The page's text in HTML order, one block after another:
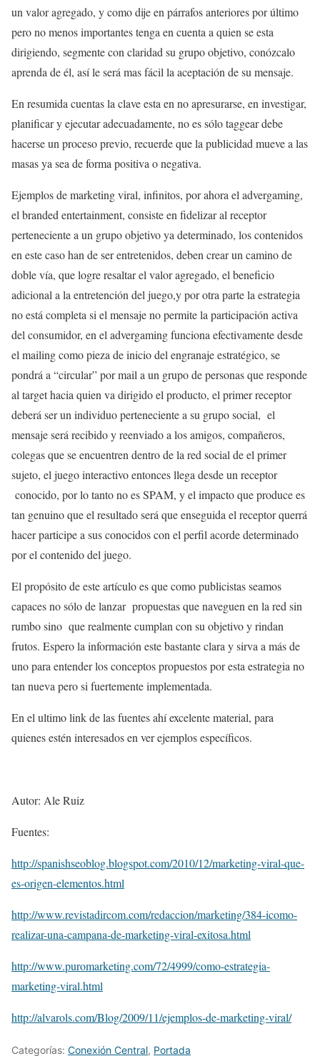
un valor agregado, y como dije en párrafos anteriores por último
pero no menos importantes tenga en cuenta a quien se esta
dirigiendo, segmente con claridad su grupo objetivo, conózcalo
aprenda de él, así le será mas fácil la aceptación de su mensaje.
En resumida cuentas la clave esta en no apresurarse, en investigar,
planificar y ejecutar adecuadamente, no es sólo taggear debe
hacerse un proceso previo, recuerde que la publicidad mueve a las
masas ya sea de forma positiva o negativa.
Ejemplos de marketing viral, infinitos, por ahora el advergaming,
el branded entertainment, consiste en fidelizar al receptor
perteneciente a un grupo objetivo ya determinado, los contenidos
en este caso han de ser entretenidos, deben crear un camino de
doble vía, que logre resaltar el valor agregado, el beneficio
adicional a la entretención del juego,y por otra parte la estrategia
no está completa si el mensaje no permite la participación activa
del consumidor, en el advergaming funciona efectivamente desde
el mailing como pieza de inicio del engranaje estratégico, se
pondrá a “circular” por mail a un grupo de personas que responde
al target hacia quien va dirigido el producto, el primer receptor
deberá ser un individuo perteneciente a su grupo social, el
mensaje será recibido y reenviado a los amigos, compañeros,
colegas que se encuentren dentro de la red social de el primer
sujeto, el juego interactivo entonces llega desde un receptor
conocido, por lo tanto no es SPAM, y el impacto que produce es
tan genuino que el resultado será que enseguida el receptor querrá
hacer participe a sus conocidos con el perfil acorde determinado
por el contenido del juego.
El propósito de este artículo es que como publicistas seamos
capaces no sólo de lanzar propuestas que naveguen en la red sin
rumbo sino que realmente cumplan con su objetivo y rindan
frutos. Espero la información este bastante clara y sirva a más de
uno para entender los conceptos propuestos por esta estrategia no
tan nueva pero si fuertemente implementada.
En el ultimo link de las fuentes ahí excelente material, para
quienes estén interesados en ver ejemplos específicos.
Autor: Ale Ruiz
Fuentes:
http://spanishseoblog.blogspot.com/2010/12/marketing-viral-que-
es-origen-elementos.html
http://www.revistadircom.com/redaccion/marketing/384-icomo-
realizar-una-campana-de-marketing-viral-exitosa.html
http://www.puromarketing.com/72/4999/como-estrategia-
marketing-viral.html
http://alvarols.com/Blog/2009/11/ejemplos-de-marketing-viral/
Categorías: Conexión Central, Portada